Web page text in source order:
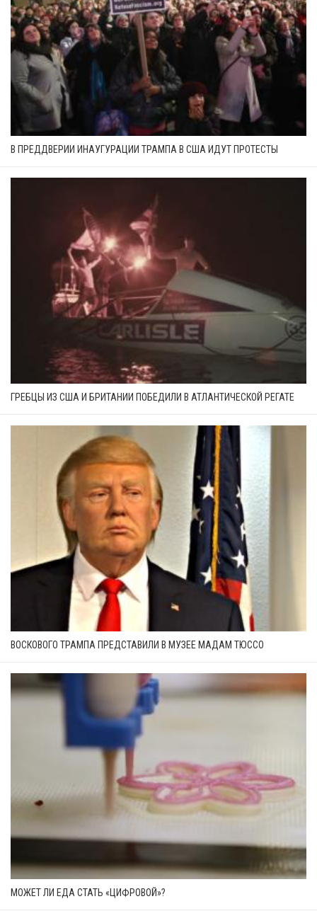
В ПРЕДДВЕРИИ ИНАУГУРАЦИИ ТРАМПА В США ИДУТ ПРОТЕСТЫ
ГРЕБЦЫ ИЗ США И БРИТАНИИ ПОБЕДИЛИ В АТЛАНТИЧЕСКОЙ РЕГАТЕ
ВОСКОВОГО ТРАМПА ПРЕДСТАВИЛИ В МУЗЕЕ МАДАМ ТЮССО
МОЖЕТ ЛИ ЕДА СТАТЬ «ЦИФРОВОЙ»?